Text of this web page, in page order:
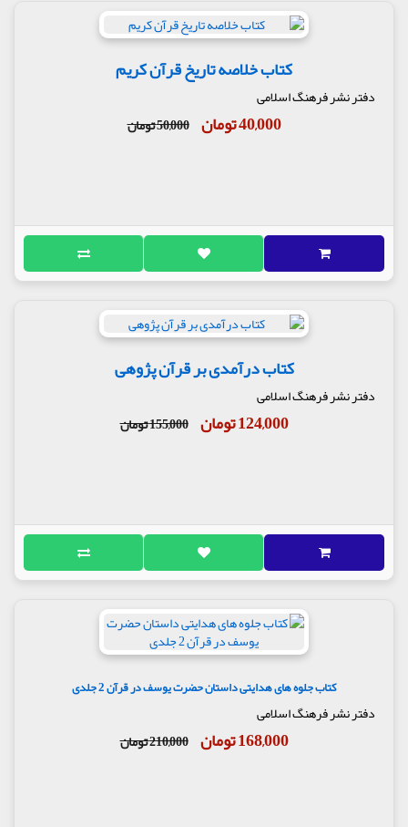
کتاب خلاصه تاریخ قرآن کریم
دفتر نشر فرهنگ اسلامی
40,000 تومان 50,000 تومان
کتاب درآمدی بر قرآن پژوهی
دفتر نشر فرهنگ اسلامی
124,000 تومان 155,000 تومان
کتاب جلوه های هدایتی داستان حضرت یوسف در قرآن 2 جلدی
دفتر نشر فرهنگ اسلامی
168,000 تومان 210,000 تومان